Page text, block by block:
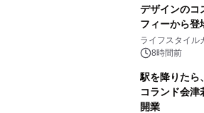
デザインのコ
フィーから登
い、ポップで
ン。
ライフスタイル
8時間前
駅を降りた
コランド会津
開業